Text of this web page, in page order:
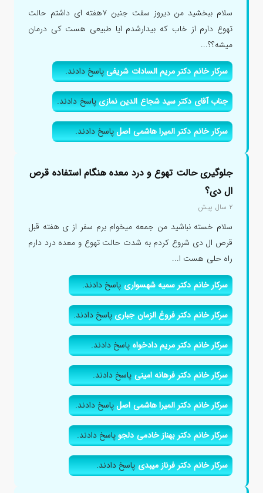
سلام ببخشید من دیروز سقت جنین ۷هفته ای داشتم حالت
تهوع دارم از خاب که بیدارشدم ایا طبیعی هست کی درمان
میشه؟؟...
سرکار خانم دکتر مریم السادات شریفیپاسخ دادند.
جناب آقای دکتر سید شجاع الدین نمازیپاسخ دادند.
سرکار خانم دکتر المیرا هاشمی اصلپاسخ دادند.
جلوگیری حالت تهوع و درد معده هنگام استفاده قرص
ال دی؟
۲ سال پیش
سلام خسته نباشید من جمعه میخوام برم سفر از ی هفته قبل
قرص ال دی شروع کردم به شدت حالت تهوع و معده درد دارم
راه حلی هست ا...
سرکار خانم دکتر سمیه شهسواریپاسخ دادند.
سرکار خانم دکتر فروغ الزمان جباریپاسخ دادند.
سرکار خانم دکتر مریم دادخواهپاسخ دادند.
سرکار خانم دکتر فرهانه امینیپاسخ دادند.
سرکار خانم دکتر المیرا هاشمی اصلپاسخ دادند.
سرکار خانم دکتر بهناز خادمی دلجوپاسخ دادند.
سرکار خانم دکتر فرناز میبدیپاسخ دادند.